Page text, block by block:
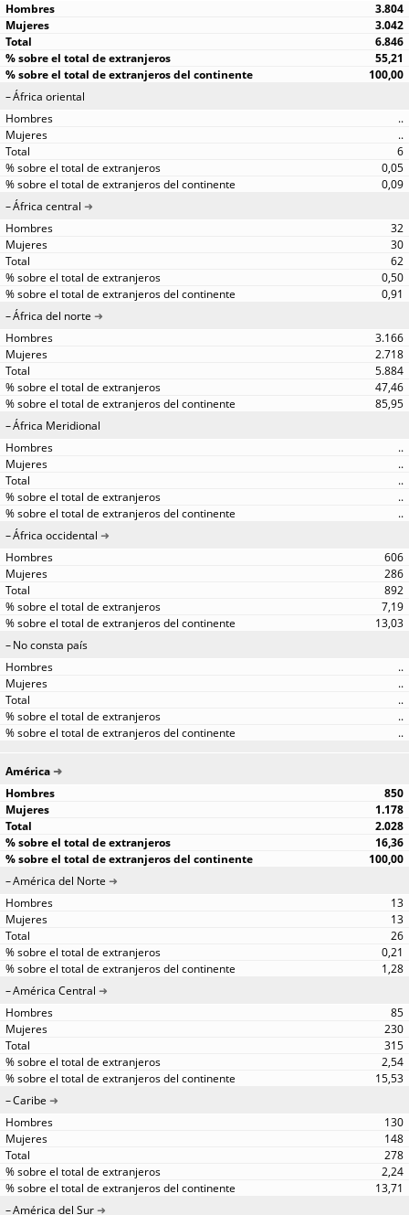
3.804
3.042
6.846
55,21
100,00
África oriental
..
..
6
0,05
0,09
África central
32
30
62
0,50
0,91
África del norte
3.166
2.718
5.884
47,46
85,95
África Meridional
..
..
..
..
..
África occidental
606
286
892
7,19
13,03
No consta país
..
..
..
..
..
América
850
1.178
2.028
16,36
100,00
América del Norte
13
13
26
0,21
1,28
América Central
85
230
315
2,54
15,53
Caribe
130
148
278
2,24
13,71
América del Sur